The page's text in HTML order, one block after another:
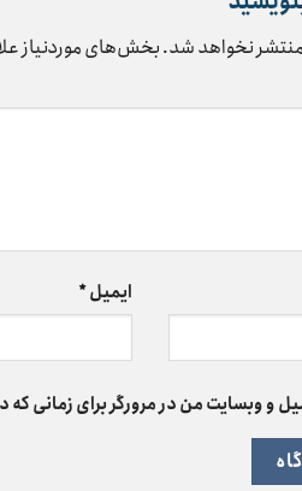
نخواهد شد.بخش‌های موردنیاز
ایمیل*
و وبسایت من در مرورگر برای زمانی